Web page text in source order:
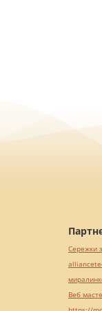
Сережки
Веб